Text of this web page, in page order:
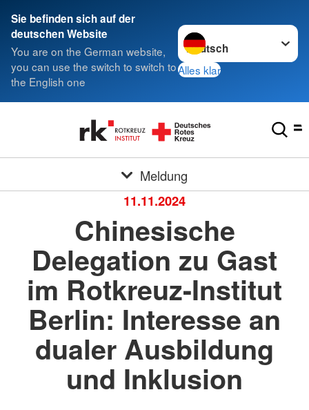
Sie befinden sich auf der
deutschen Website
You are on the German website,
you can use the switch to switch to
the English one
Sprache wechseln zu
Alles klar
Meldung
11.11.2024
Chinesische
Delegation zu Gast
im Rotkreuz-Institut
Berlin: Interesse an
dualer Ausbildung
und Inklusion